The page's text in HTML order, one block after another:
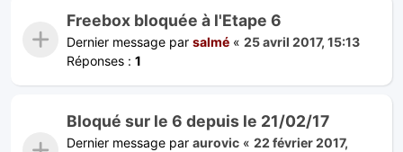
Freebox bloquée à l'Etape 6
Dernier message par salmé « 25 avril 2017, 15:13
Réponses : 1
Bloqué sur le 6 depuis le 21/02/17
Dernier message par aurovic « 22 février 2017,